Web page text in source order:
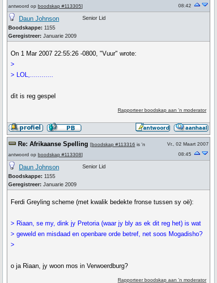
antwoord op boodskap #113305]
08:42
Daun Johnson
Boodskappe: 1155
Geregistreer: Januarie 2009
Senior Lid
On 1 Mar 2007 22:55:26 -0800, "Vuur" wrote:
>
> LOL,............
dìt is reg gespel
Rapporteer boodskap aan 'n moderator
Re: Afrikaanse Spelling [boodskap #113316 is 'n
antwoord op boodskap #113308]
Vr., 02 Maart 2007
08:45
Daun Johnson
Boodskappe: 1155
Geregistreer: Januarie 2009
Senior Lid
Ferdi Greyling scheme (met kwalik bedekte fronse tussen sy oë):
> Riaan, se my, dink jy Pretoria (waar jy bly as ek dit reg het) is wat
> geweld en misdaad en openbare orde betref, net soos Mogadisho?
>
o ja Riaan, jy woon mos in Verwoerdburg?
Rapporteer boodskap aan 'n moderator